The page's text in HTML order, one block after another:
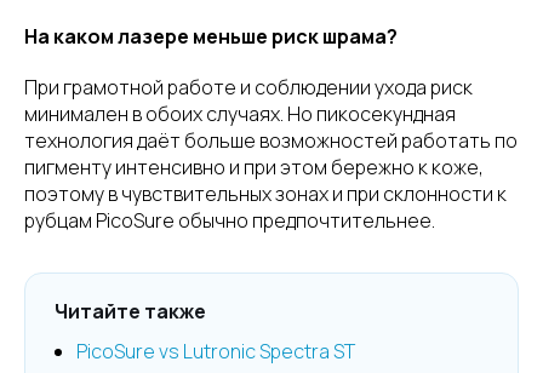
На каком лазере меньше риск шрама?
При грамотной работе и соблюдении ухода риск
минимален в обоих случаях. Но пикосекундная
технология даёт больше возможностей работать по
пигменту интенсивно и при этом бережно к коже,
поэтому в чувствительных зонах и при склонности к
рубцам PicoSure обычно предпочтительнее.
Читайте также
PicoSure vs Lutronic Spectra ST